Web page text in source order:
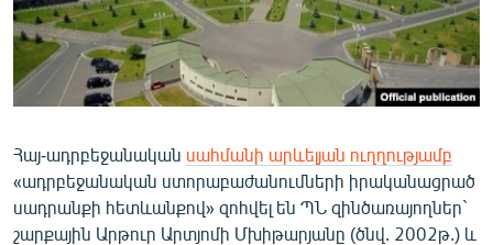
ՄԻՋԱԶԳԱՅԻՆ
ՄՇԱԿՈՒՅԹ
ՍՊՈՐՏ
ՄԵԿՆԱԲԱՆՈՒԹՅՈՒՆ
ՏՏ ԵՒ ԻՆՏԵՐՆԵՏ
ԿՈՐՈՆԱՎԻՐՈՒՍ
Հայ-ադրբեջանական սահմանի արևելյան ուղղությամբ
«ադրբեջանական ստորաբաժանումների իրականացրած
սադրանքի հետևանքով» զոհվել են ՊՆ զինծառայողներ`
շարքային Արթուր Արտյոմի Մխիթարյանը (ծնվ. 2002թ.) և